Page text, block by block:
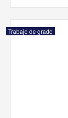
Trabajo de grado